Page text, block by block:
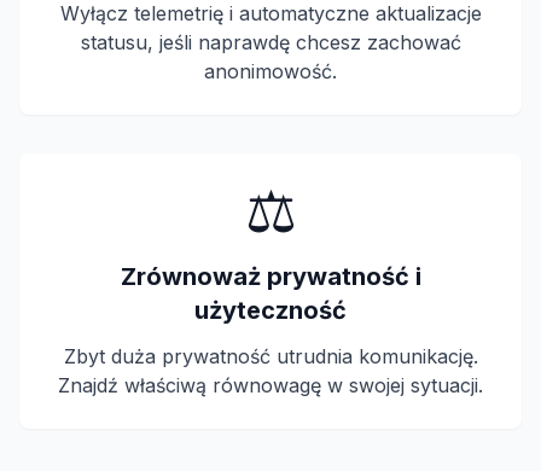
Wyłącz telemetrię i automatyczne aktualizacje
statusu, jeśli naprawdę chcesz zachować
anonimowość.
⚖️
Zrównoważ prywatność i
użyteczność
Zbyt duża prywatność utrudnia komunikację.
Znajdź właściwą równowagę w swojej sytuacji.